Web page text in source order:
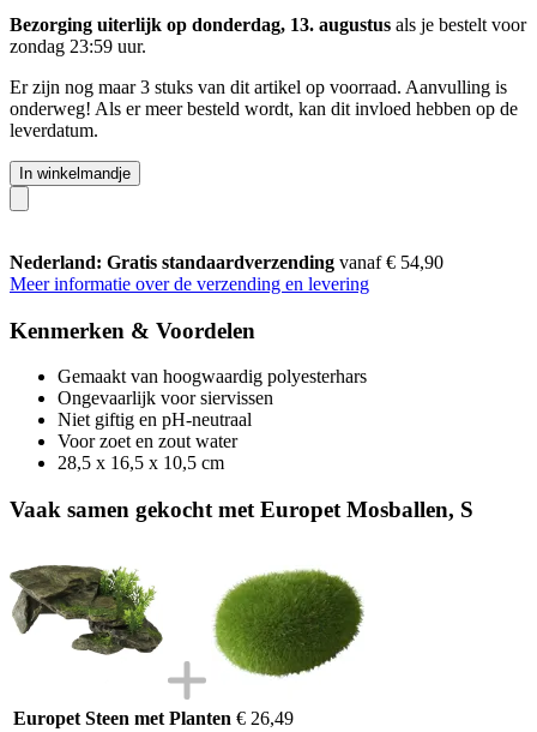
Bezorging uiterlijk op donderdag, 13. augustus als je bestelt voor
zondag 23:59 uur.
Er zijn nog maar 3 stuks van dit artikel op voorraad. Aanvulling is
onderweg! Als er meer besteld wordt, kan dit invloed hebben op de
leverdatum.
In winkelmandje
Nederland: Gratis standaardverzending vanaf € 54,90
Meer informatie over de verzending en levering
Kenmerken & Voordelen
Gemaakt van hoogwaardig polyesterhars
Ongevaarlijk voor siervissen
Niet giftig en pH-neutraal
Voor zoet en zout water
28,5 x 16,5 x 10,5 cm
Vaak samen gekocht met Europet Mosballen, S
Europet Steen met Planten € 26,49